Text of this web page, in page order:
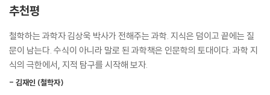
인간이 생각하는 중요한 가치는 그 자체로 상상이기에 우리의 상상으로 지
없다면 인간은 불행해질 거다. 과학뿐 아니라 인문학적 상상력이 필요한
시대이다. --- pp.229-230
알파 센타우리에서 온 빛은 대략 4년 전에 출발한 것이다. 즉, 지금 우리가
대한 인식은 오랫동안 인문학 중심의 태도를 가졌던 우리에게 너무나 생소
한 상황이 되었다. 우선 과학기술에 대한 지식이 너무 부족하고 이를 통한
사유를 연습해 본 적이 없기 때문이다.
예를 들어 천안함, 광우병, 메르스, 가습기 살균제, 세월호, 원자력발전소,
4대강은 우리 사회를 휩쓸었던 이슈들이다. 이는 단순한 사회적 문제를 넘
어 객관적이고 과학적 지식과 분석과 해결방법이 필요한 문제들이었다. 그
추천평
철학하는 과학자 김상욱 박사가 전해주는 과학. 지식은 덤이고 끝에는 질
문이 남는다. 수식이 아니라 말로 된 과학책은 인문학의 토대이다. 과학 지
식의 극한에서, 지적 탐구를 시작해 보자.
- 김재인 (철학자)